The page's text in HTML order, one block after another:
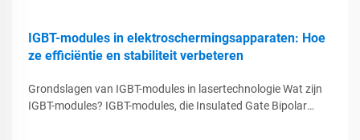
IGBT-modules in elektroschermingsapparaten: Hoe
ze efficiëntie en stabiliteit verbeteren
Grondslagen van IGBT-modules in lasertechnologie Wat zijn
IGBT-modules? IGBT-modules, die Insulated Gate Bipolar